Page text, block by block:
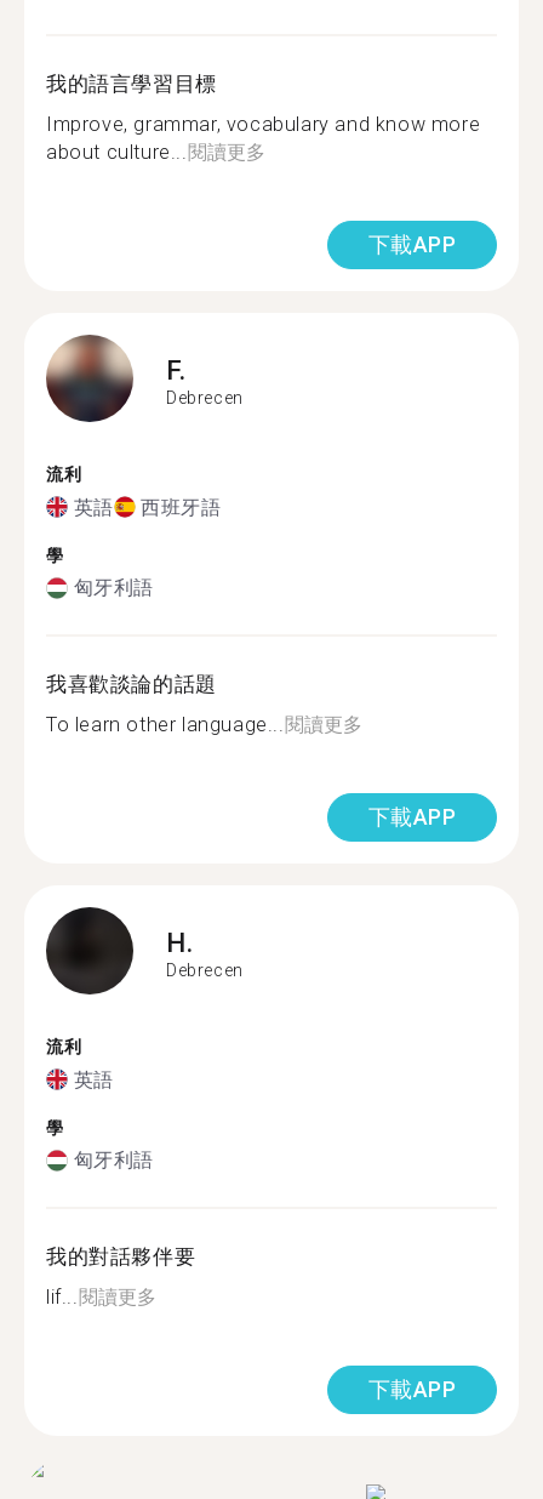
我的語言學習目標
Improve, grammar, vocabulary and know more
about culture...閱讀更多
下載APP
F.
Debrecen
流利
英語 西班牙語
學
匈牙利語
我喜歡談論的話題
To learn other language...閱讀更多
下載APP
H.
Debrecen
流利
英語
學
匈牙利語
我的對話夥伴要
lif...閱讀更多
下載APP